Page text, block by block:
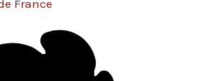
France